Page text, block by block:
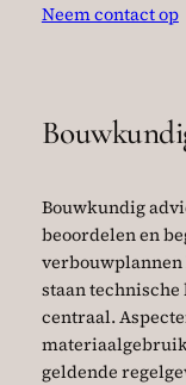
Neem contact op
Bouwkundig
beoordelen en
staan
centraal.
geldende